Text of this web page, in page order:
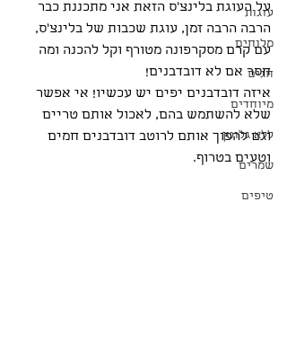
עוגות
מלוחים
חגים
מיוחדים
ללא גלוטן
שמרים
טיפים
על העוגת בלינצ'ס הזאת אני מתכננת כבר
הרבה הרבה זמן, עוגת שכבות של בלינצ'ס,
עם קרם מסקרפונה מטורף וקל להכנה ומה
חסר אם לא דובדבנים!
איזה דובדבנים יפים יש עכשיו! אי אפשר
שלא להשתמש בהם, לאכול אותם טריים
וגם להפוך אותם לרוטב דובדבנים חמים
וטעים בטרוף.